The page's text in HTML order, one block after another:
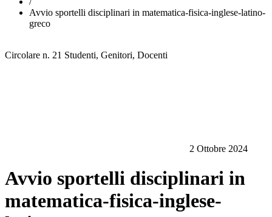
Avvio sportelli disciplinari in matematica-fisica-inglese-latino-
greco
Circolare n. 21 Studenti, Genitori, Docenti
2 Ottobre 2024
Avvio sportelli disciplinari in
matematica-fisica-inglese-